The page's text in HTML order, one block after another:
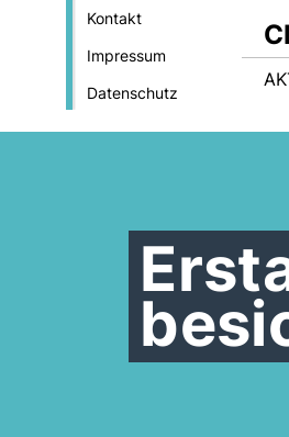
Kontakt
Impressum
Datenschutz